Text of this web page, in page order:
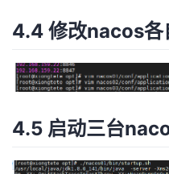
4.4 修改nacos各
4.5 启动三台